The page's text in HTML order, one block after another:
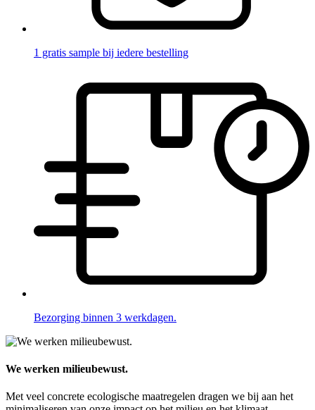
1 gratis sample bij iedere bestelling
Bezorging binnen 3 werkdagen.
We werken milieubewust.
Met veel concrete ecologische maatregelen dragen we bij aan het